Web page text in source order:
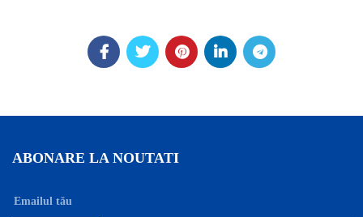
ABONARE LA NOUTATI